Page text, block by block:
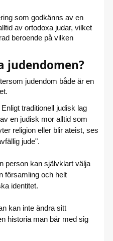
som godkänns av en
av ortodoxa judar, vilket
beroende på vilken
judendomen?
judendom både är en
traditionell judisk lag
en judisk mor alltid som
religion eller blir ateist, ses
jude".
kan självklart välja
församling och helt
identitet.
kan inte ändra sitt
historia man bär med sig